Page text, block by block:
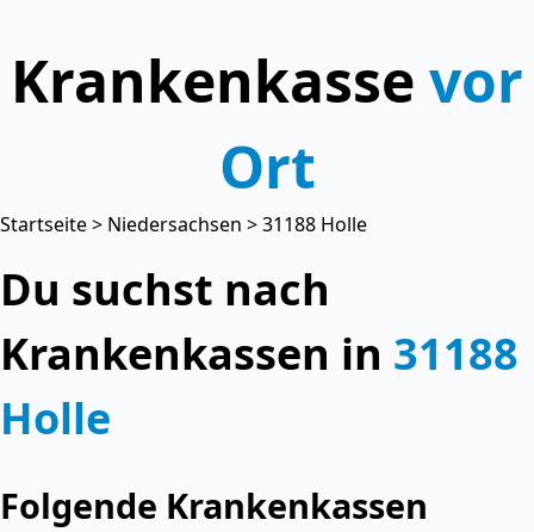
Krankenkasse vor
Ort
Startseite> Niedersachsen > 31188 Holle
Du suchst nach
Krankenkassen in 31188
Holle
Folgende Krankenkassen